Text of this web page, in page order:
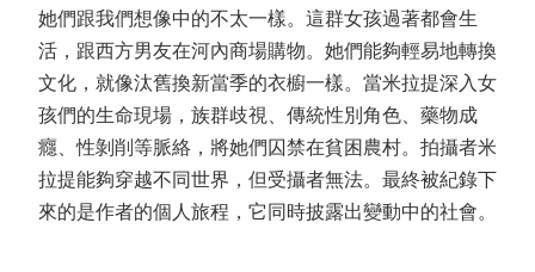
她們跟我們想像中的不太一樣。這群女孩過著都會生
活，跟西方男友在河內商場購物。她們能夠輕易地轉換
文化，就像汰舊換新當季的衣櫥一樣。當米拉提深入女
孩們的生命現場，族群歧視、傳統性別角色、藥物成
癮、性剝削等脈絡，將她們囚禁在貧困農村。拍攝者米
拉提能夠穿越不同世界，但受攝者無法。最終被紀錄下
來的是作者的個人旅程，它同時披露出變動中的社會。